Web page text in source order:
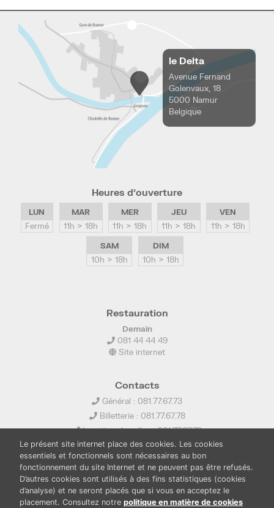
le Delta
Avenue Fernand
Golenvaux, 18
5000 Namur
Belgique
Heures d’ouverture
LUN
Fermé
MAR
11h > 18h
MER
11h > 18h
JEU
11h > 18h
VEN
11h > 18h
SAM
10h > 18h
DIM
10h > 18h
Restauration
Demain
081 44 44 49
Site internet
Contacts
Général : 081.77.67.73
Billetterie : 081.77.67.78
Location de salles : 081.77.67.79
info@ledelta.be
Le présent site internet place des cookies. Les cookies
essentiels et fonctionnels sont nécessaires au bon
fonctionnement du site Internet et ne peuvent pas être refusés.
D’autres cookies sont utilisés à des fins statistiques (cookies
d’analyse) et ne seront placés que si vous en acceptez le
placement. Consultez notre politique en matière de cookies